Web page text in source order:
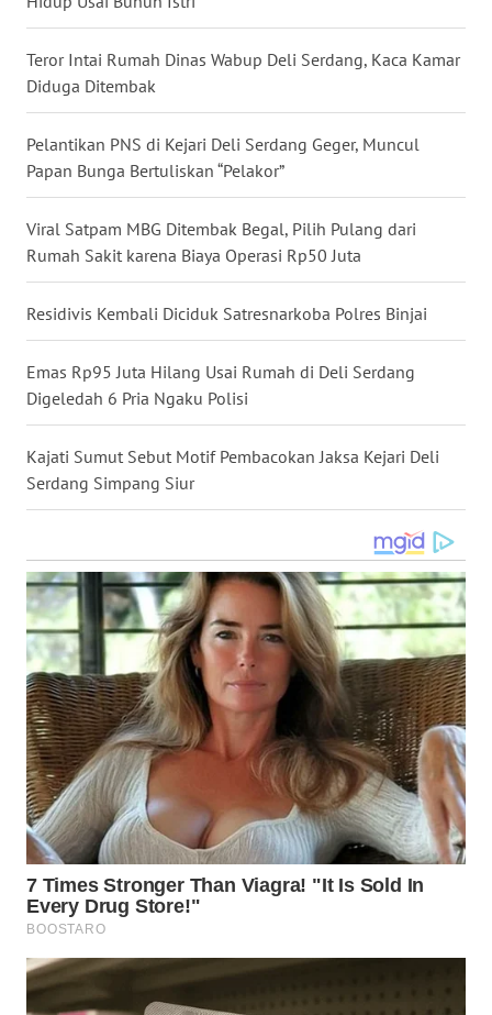
Teror Intai Rumah Dinas Wabup Deli Serdang, Kaca Kamar
Diduga Ditembak
Pelantikan PNS di Kejari Deli Serdang Geger, Muncul
Papan Bunga Bertuliskan “Pelakor”
Viral Satpam MBG Ditembak Begal, Pilih Pulang dari
Rumah Sakit karena Biaya Operasi Rp50 Juta
Residivis Kembali Diciduk Satresnarkoba Polres Binjai
Emas Rp95 Juta Hilang Usai Rumah di Deli Serdang
Digeledah 6 Pria Ngaku Polisi
Kajati Sumut Sebut Motif Pembacokan Jaksa Kejari Deli
Serdang Simpang Siur
WN
NUSANTARA
WN
KALBAR
KALTENG
WN
WN
KALSEL
WN
KALTIM
WN
SULSEL
WN
GORONTALO
WN
WN